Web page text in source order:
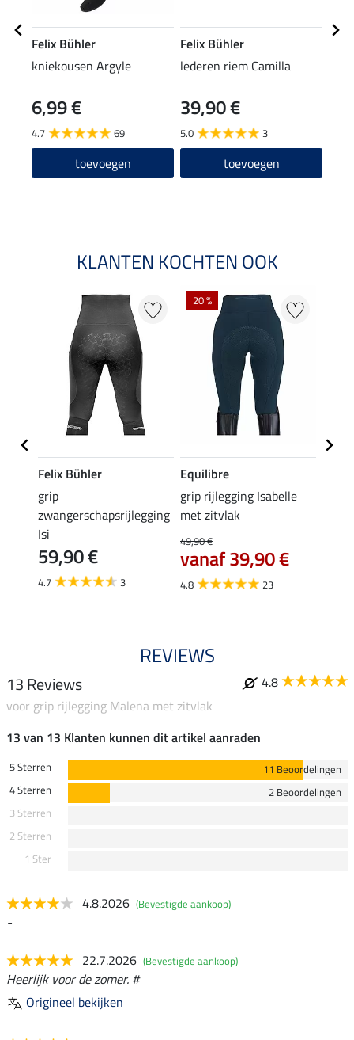
Felix Bühler
kniekousen Argyle
6,99 €
4.7 69
toevoegen
Felix Bühler
lederen riem Camilla
39,90 €
5.0 3
toevoegen
KLANTEN KOCHTEN OOK
Felix Bühler
grip
zwangerschapsrijlegging
Isi
59,90 €
4.7 3
20 %
Equilibre
grip rijlegging Isabelle
met zitvlak
49,90 €
vanaf 39,90 €
4.8 23
REVIEWS
13 Reviews
4.8
voor grip rijlegging Malena met zitvlak
13 van 13 Klanten kunnen dit artikel aanraden
5 Sterren
11 Beoordelingen
4 Sterren
2 Beoordelingen
3 Sterren
2 Sterren
1 Ster
4.8.2026 (Bevestigde aankoop)
-
22.7.2026 (Bevestigde aankoop)
Heerlijk voor de zomer. #
Origineel bekijken